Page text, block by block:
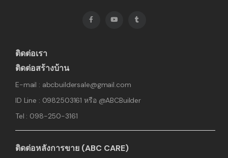
ติดต่อเรา
ติดต่อสร้างบ้าน
E-mail : abcbuildersale@gmail.com
ID Line : 0982503161 หรือ @ABCBuilder
Tel : 098-250-3161
ติดต่อหลังการขาย (ABC CARE)